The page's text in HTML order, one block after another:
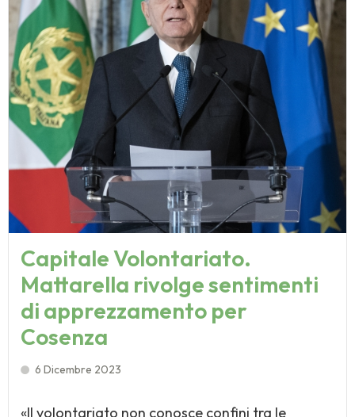
Capitale Volontariato.
Mattarella rivolge sentimenti
di apprezzamento per
Cosenza
6 Dicembre 2023
«Il volontariato non conosce confini tra le